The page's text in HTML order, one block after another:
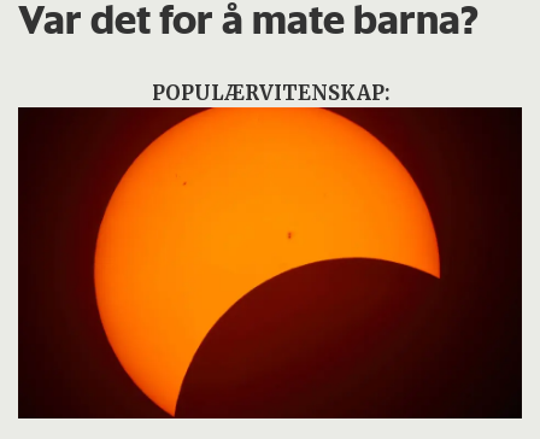
Var det for å mate barna?
POPULÆRVITENSKAP: